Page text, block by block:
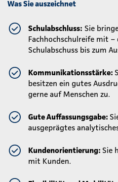
Was Sie auszeichnet
Schulabschluss: Sie
Fachhochschulreife mit –
Schulabschuss bis zum
Kommunikationsstärke:
besitzen ein gutes
gerne auf Menschen zu.
Gute Auffassungsgabe:
ausgeprägtes
Kundenorientierung: Sie
mit Kunden.